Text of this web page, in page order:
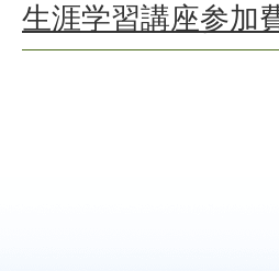
生涯学習講座参加